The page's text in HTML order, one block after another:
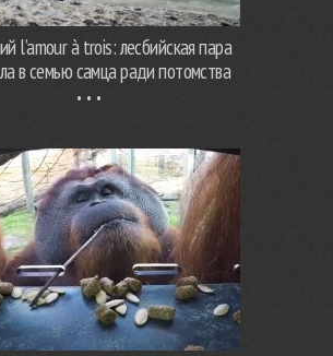
l’amour à trois: лесбийская пара
в семью самца ради потомства